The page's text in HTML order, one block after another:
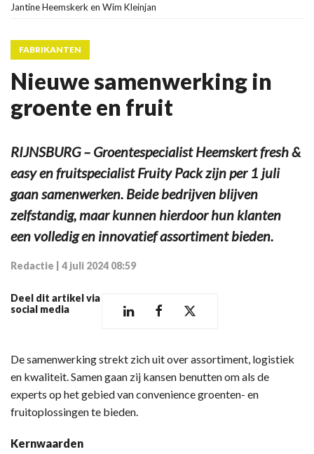
Jantine Heemskerk en Wim Kleinjan
FABRIKANTEN
Nieuwe samenwerking in
groente en fruit
RIJNSBURG – Groentespecialist Heemskert fresh &
easy en fruitspecialist Fruity Pack zijn per 1 juli
gaan samenwerken. Beide bedrijven blijven
zelfstandig, maar kunnen hierdoor hun klanten
een volledig en innovatief assortiment bieden.
Redactie 4 juli 2024 08:59
Deel dit artikel via
social media
De samenwerking strekt zich uit over assortiment, logistiek
en kwaliteit. Samen gaan zij kansen benutten om als de
experts op het gebied van convenience groenten- en
fruitoplossingen te bieden.
Kernwaarden